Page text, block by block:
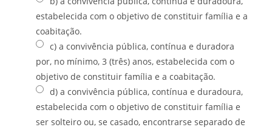
estabelecida com o objetivo de constituir família e a
coabitação.
c) a convivência pública, contínua e duradora
por, no mínimo, 3 (três) anos, estabelecida com o
objetivo de constituir família e a coabitação.
d) a convivência pública, contínua e duradoura,
estabelecida com o objetivo de constituir família e
ser solteiro ou, se casado, encontrarse separado de